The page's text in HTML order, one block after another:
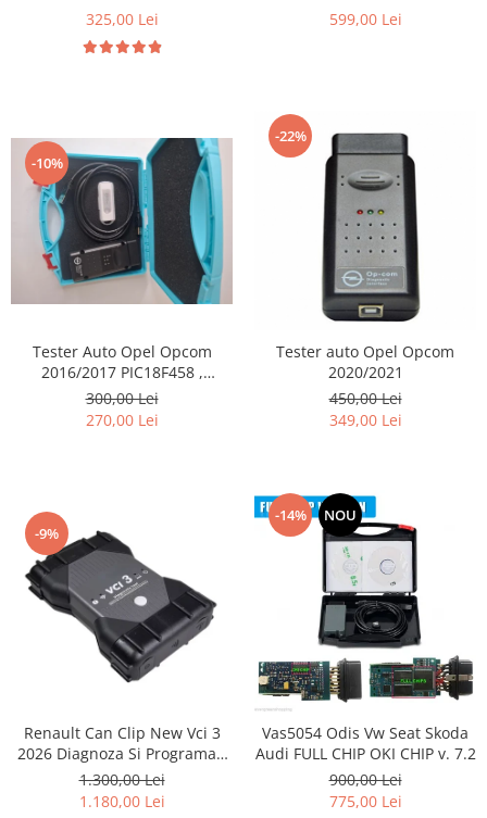
325,00 Lei
599,00 Lei
-10%
Tester Auto Opel Opcom
2016/2017 PIC18F458 ,
FT232RQ ,Firmware 1.39
300,00 Lei
270,00 Lei
-22%
Tester auto Opel Opcom
2020/2021
450,00 Lei
349,00 Lei
-9%
Renault Can Clip New Vci 3
2026 Diagnoza Si Programari
Lb.Romana
1.300,00 Lei
1.180,00 Lei
-14% NOU
Vas5054 Odis Vw Seat Skoda
Audi FULL CHIP OKI CHIP v. 7.2
900,00 Lei
775,00 Lei